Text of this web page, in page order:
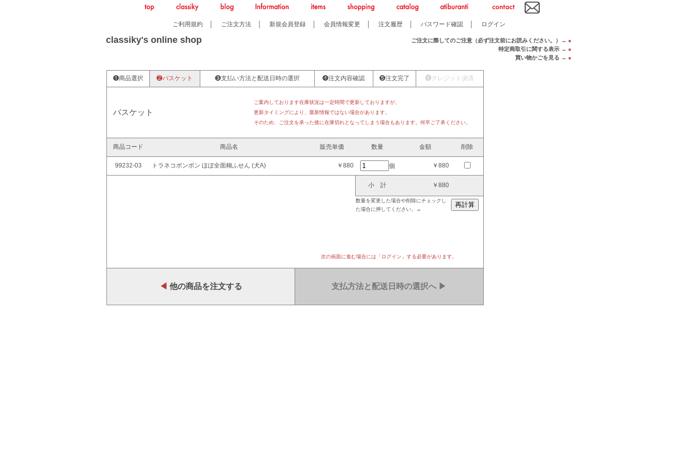
ご利用規約 ご注文方法 新規会員登録 会員情報変更 注文履歴 パスワード確認 ログイン
classiky's online shop ご注文に際してのご注意（必ず注文前にお読みください。）→ ●
特定商取引に関する表示 → ●
買い物かごを見る → ●
❶商品選択 ❷バスケット ❸支払い方法と配送日時の選択 ❹注文内容確認 ❺注文完了 ❻クレジット決済
バスケット
ご案内しております在庫状況は一定時間で更新しておりますが、
更新タイミングにより、最新情報ではない場合があります。
そのため、ご注文を承った後に在庫切れとなってしまう場合もあります。何卒ご了承ください。
商品コード 商品名 販売単価 数量 金額 削除
99232-03 トラネコボンボン ほぼ全面糊ふせん (犬A) ￥880 個 ￥880
小 計 ￥880
数量を変更した場合や削除にチェックし
た場合に押してください。→
次の画面に進む場合には「ログイン」する必要があります。
◀ 他の商品を注文する 支払方法と配送日時の選択へ ▶